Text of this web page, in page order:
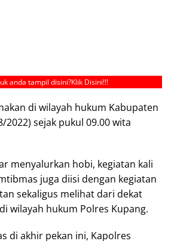
anda tampil disini?Klik Disini!!!
di wilayah hukum Kabupaten
2022) sejak pukul 09.00 wita
menyalurkan hobi, kegiatan kali
juga diisi dengan kegiatan
sekaligus melihat dari dekat
wilayah hukum Polres Kupang.
di akhir pekan ini, Kapolres